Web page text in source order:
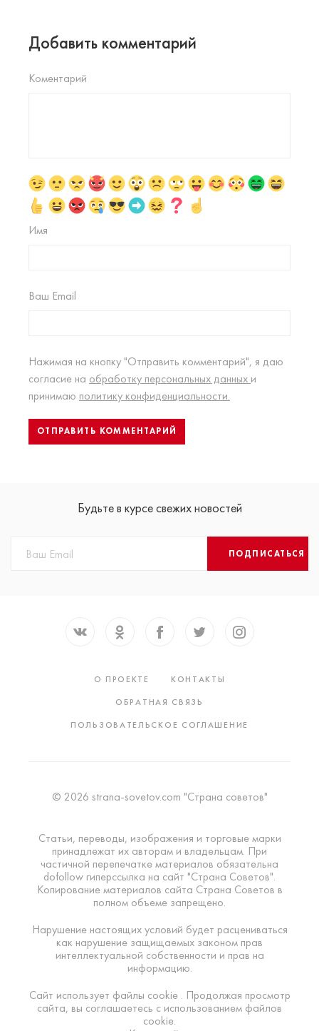
Добавить комментарий
Коментарий
Имя
Ваш Email
Нажимая на кнопку "Отправить комментарий", я даю
согласие на обработку персональных данных и
принимаю политику конфиденциальности.
Будьте в курсе свежих новостей
ПОДПИСАТЬСЯ
О ПРОЕКТЕ
КОНТАКТЫ
ОБРАТНАЯ СВЯЗЬ
ПОЛЬЗОВАТЕЛЬСКОЕ СОГЛАШЕНИЕ
© 2026 strana-sovetov.com "Страна советов"
Статьи, переводы, изображения и торговые марки
принадлежат их авторам и владельцам. При
частичной перепечатке материалов обязательна
dofollow гиперссылка на сайт "Страна Советов".
Копирование материалов сайта Страна Советов в
полном объеме запрещено.
Нарушение настоящих условий будет расцениваться
как нарушение защищаемых законом прав
интеллектуальной собственности и прав на
информацию.
Сайт использует файлы cookie . Продолжая просмотр
сайта, вы соглашаетесь с использованием файлов
cookie.